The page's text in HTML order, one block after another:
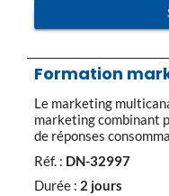
Formation
Le marketing
marketing combinant
de réponses
pour une action (coût
synergies entre les
Réf. : DN-32997
Durée : 2 jours